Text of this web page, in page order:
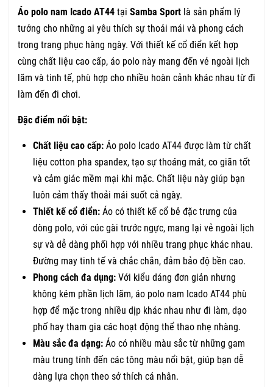
Áo polo nam Icado AT44 tại Samba Sport là sản phẩm lý
tưởng cho những ai yêu thích sự thoải mái và phong cách
trong trang phục hàng ngày. Với thiết kế cổ điển kết hợp
cùng chất liệu cao cấp, áo polo này mang đến vẻ ngoài lịch
lãm và tinh tế, phù hợp cho nhiều hoàn cảnh khác nhau từ đi
làm đến đi chơi.
Đặc điểm nổi bật:
Chất liệu cao cấp: Áo polo Icado AT44 được làm từ chất
liệu cotton pha spandex, tạo sự thoáng mát, co giãn tốt
và cảm giác mềm mại khi mặc. Chất liệu này giúp bạn
luôn cảm thấy thoải mái suốt cả ngày.
Thiết kế cổ điển: Áo có thiết kế cổ bẻ đặc trưng của
dòng polo, với cúc gài trước ngực, mang lại vẻ ngoài lịch
sự và dễ dàng phối hợp với nhiều trang phục khác nhau.
Đường may tinh tế và chắc chắn, đảm bảo độ bền cao.
Phong cách đa dụng: Với kiểu dáng đơn giản nhưng
không kém phần lịch lãm, áo polo nam Icado AT44 phù
hợp để mặc trong nhiều dịp khác nhau như đi làm, dạo
phố hay tham gia các hoạt động thể thao nhẹ nhàng.
Màu sắc đa dạng: Áo có nhiều màu sắc từ những gam
màu trung tính đến các tông màu nổi bật, giúp bạn dễ
dàng lựa chọn theo sở thích cá nhân.